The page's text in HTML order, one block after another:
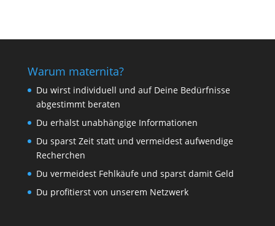
Warum maternita?
Du wirst individuell und auf Deine Bedürfnisse
abgestimmt beraten
Du erhälst unabhängige Informationen
Du sparst Zeit statt und vermeidest aufwendige
Recherchen
Du vermeidest Fehlkäufe und sparst damit Geld
Du profitierst von unserem Netzwerk